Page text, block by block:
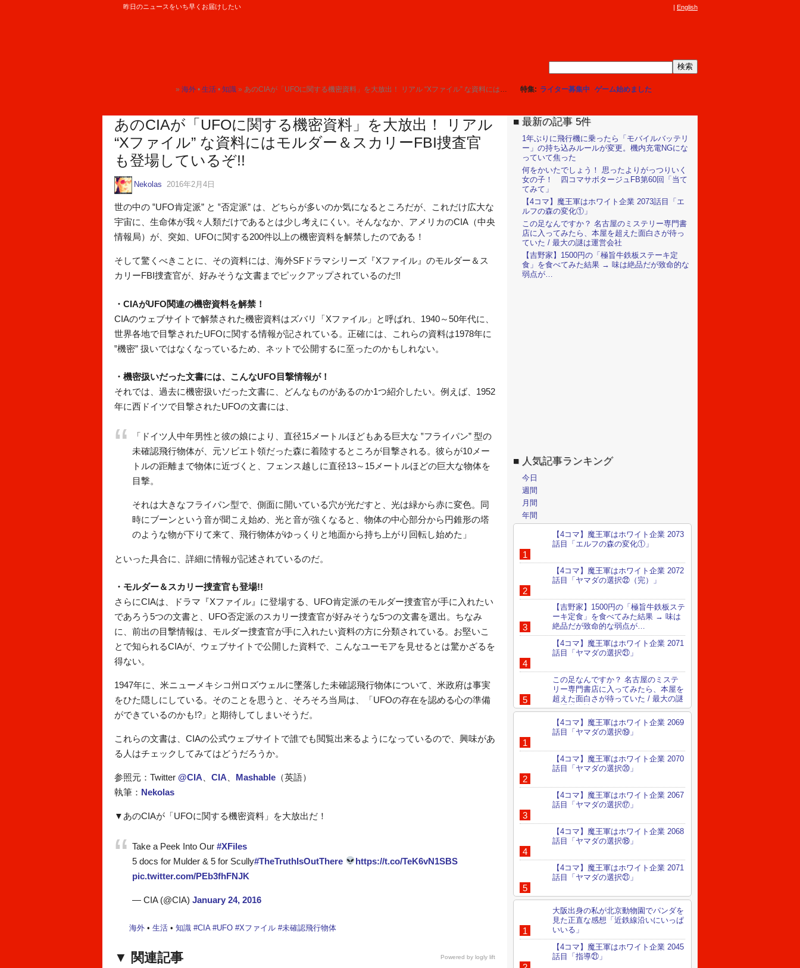
昨日のニュースをいち早くお届けしたい English
トップ
» 海外
トップ
• 生活
トップ
• 知識 » あのCIAが「UFOに関する機密資料」を大放出！ リアル “Xファイル” な資料にはモルダー＆スカリーFBI捜査官も登場しているぞ!! 特集 ライター募集中 ゲーム始めました
あのCIAが「UFOに関する機密資料」を大放出！ リアル
“Xファイル” な資料にはモルダー＆スカリーFBI捜査官
も登場しているぞ!!
Nekolas 2016年2月4日
世の中の ‟UFO肯定派” と ‟否定派” は、どちらが多いのか気になるところだが、これだけ広大な
宇宙に、生命体が我々人類だけであるとは少し考えにくい。そんななか、アメリカのCIA（中央
情報局）が、突如、UFOに関する200件以上の機密資料を解禁したのである！
そして驚くべきことに、その資料には、海外SFドラマシリーズ『Xファイル』のモルダー＆ス
カリーFBI捜査官が、好みそうな文書までピックアップされているのだ!!
・CIAがUFO関連の機密資料を解禁！
CIAのウェブサイトで解禁された機密資料はズバリ「Xファイル」と呼ばれ、1940～50年代に、
世界各地で目撃されたUFOに関する情報が記されている。正確には、これらの資料は1978年に
‟機密” 扱いではなくなっているため、ネットで公開するに至ったのかもしれない。
・機密扱いだった文書には、こんなUFO目撃情報が！
それでは、過去に機密扱いだった文書に、どんなものがあるのか1つ紹介したい。例えば、1952
年に西ドイツで目撃されたUFOの文書には、
「ドイツ人中年男性と彼の娘により、直径15メートルほどもある巨大な ‟フライパン” 型の
未確認飛行物体が、元ソビエト領だった森に着陸するところが目撃される。彼らが10メー
トルの距離まで物体に近づくと、フェンス越しに直径13～15メートルほどの巨大な物体を
目撃。
それは大きなフライパン型で、側面に開いている穴が光だすと、光は緑から赤に変色。同
時にブーンという音が聞こえ始め、光と音が強くなると、物体の中心部分から円錐形の塔
のような物が下りて来て、飛行物体がゆっくりと地面から持ち上がり回転し始めた」
といった具合に、詳細に情報が記述されているのだ。
・モルダー＆スカリー捜査官も登場!!
さらにCIAは、ドラマ『Xファイル』に登場する、UFO肯定派のモルダー捜査官が手に入れたい
であろう5つの文書と、UFO否定派のスカリー捜査官が好みそうな5つの文書を選出。ちなみ
に、前出の目撃情報は、モルダー捜査官が手に入れたい資料の方に分類されている。お堅いこ
とで知られるCIAが、ウェブサイトで公開した資料で、こんなユーモアを見せるとは驚かざるを
得ない。
1947年に、米ニューメキシコ州ロズウェルに墜落した未確認飛行物体について、米政府は事実
をひた隠しにしている。そのことを思うと、そろそろ当局は、「UFOの存在を認める心の準備
ができているのかも!?」と期待してしまいそうだ。
これらの文書は、CIAの公式ウェブサイトで誰でも閲覧出来るようになっているので、興味があ
る人はチェックしてみてはどうだろうか。
参照元：Twitter @CIA CIA Mashable （英語）
執筆： Nekolas
▼あのCIAが「UFOに関する機密資料」を大放出だ！
Take a Peek Into Our #XFiles
5 docs for Mulder & 5 for Scully#TheTruthIsOutThere
https://t.co/TeK6vN1SBS
pic.twitter.com/PEb3fhFNJK
— CIA (@CIA) January 24, 2016
海外 • 生活 • 知識 #CIA #UFO #Xファイル #未確認飛行物体
関連記事 Powered by logly lift
最新の記事 5件
1年ぶりに飛行機に乗ったら「モバイルバッテリ
ー」の持ち込みルールが変更。機内充電NGにな
っていて焦った
何をかいたでしょう！ 思ったよりがっつりいく
女の子！ 四コマサボタージュFB第60回「当て
てみて」
【4コマ】魔王軍はホワイト企業 2073話目「エ
ルフの森の変化①」
この足なんですか？ 名古屋のミステリー専門書
店に入ってみたら、本屋を超えた面白さが待っ
ていた / 最大の謎は運営会社
【吉野家】1500円の「極旨牛鉄板ステーキ定
食」を食べてみた結果 → 味は絶品だが致命的な
弱点が…
人気記事ランキング
今日
週間
月間
年間
【4コマ】魔王軍はホワイト企業 2073
話目「エルフの森の変化①」
【4コマ】魔王軍はホワイト企業 2072
話目「ヤマダの選択㉒（完）」
【吉野家】1500円の「極旨牛鉄板ステ
ーキ定食」を食べてみた結果 → 味は
絶品だが致命的な弱点が…
【4コマ】魔王軍はホワイト企業 2071
話目「ヤマダの選択㉑」
この足なんですか？ 名古屋のミステ
リー専門書店に入ってみたら、本屋を
超えた面白さが待っていた / 最大の謎
は運営会社
【4コマ】魔王軍はホワイト企業 2069
話目「ヤマダの選択⑲」
【4コマ】魔王軍はホワイト企業 2070
話目「ヤマダの選択⑳」
【4コマ】魔王軍はホワイト企業 2067
話目「ヤマダの選択⑰」
【4コマ】魔王軍はホワイト企業 2068
話目「ヤマダの選択⑱」
【4コマ】魔王軍はホワイト企業 2071
話目「ヤマダの選択㉑」
大阪出身の私が北京動物園でパンダを
見た正直な感想「近鉄線沿いにいっぱ
いいる」
【4コマ】魔王軍はホワイト企業 2045
話目「指導㉑」